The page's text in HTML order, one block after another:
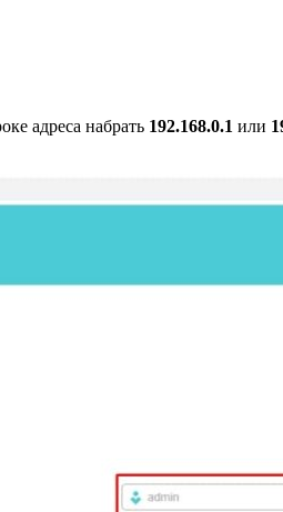
адреса набрать 192.168.0.1 или